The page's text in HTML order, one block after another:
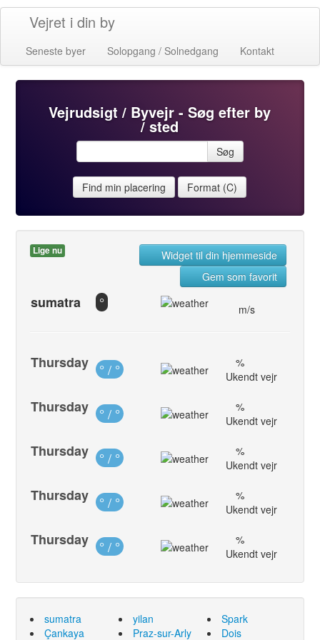
Vejret i din by
Seneste byer Solopgang / Solnedgang Kontakt
Vejrudsigt / Byvejr - Søg efter by
/ sted
Søg
Find min placering Format (C)
Lige nu
Widget til din hjemmeside
Gem som favorit
sumatra ° m/s
Thursday ° / °
%
Ukendt vejr
Thursday ° / °
%
Ukendt vejr
Thursday ° / °
%
Ukendt vejr
Thursday ° / °
%
Ukendt vejr
Thursday ° / °
%
Ukendt vejr
sumatra
Çankaya
yilan
Praz-sur-Arly
Spark
Dois